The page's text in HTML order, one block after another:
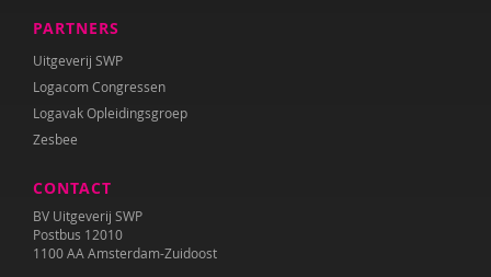
PARTNERS
Uitgeverij SWP
Logacom Congressen
Logavak Opleidingsgroep
Zesbee
CONTACT
BV Uitgeverij SWP
Postbus 12010
1100 AA Amsterdam-Zuidoost